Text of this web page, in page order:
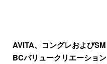
AVITA、コングレおよびSM
BCバリュークリエーション